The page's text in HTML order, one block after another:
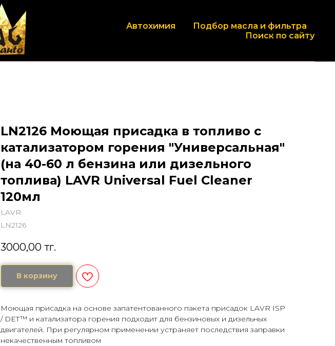
Автохимия
Подбор масла и фильтра
Поиск по сайту
LN2126 Моющая присадка в топливо с
катализатором горения "Универсальная"
(на 40-60 л бензина или дизельного
топлива) LAVR Universal Fuel Cleaner
120мл
LAVR
LN2126
3000,00 тг.
В корзину
Моющая присадка на основе запатентованного пакета присадок LAVR ISP
/ DET™ и катализатора горения подходит для бензиновых и дизельных
двигателей. При регулярном применении устраняет последствия заправки
некачественным топливом